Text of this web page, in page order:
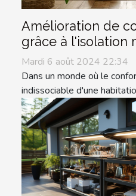
Amélioration de
grâce à l'isolation
Mardi 6 août 2024 22:34
Dans un monde où le
indissociable d'une